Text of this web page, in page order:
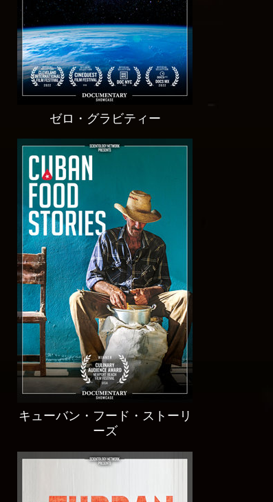
ゼロ・グラビティー
キューバン・フード・ストーリ
ーズ